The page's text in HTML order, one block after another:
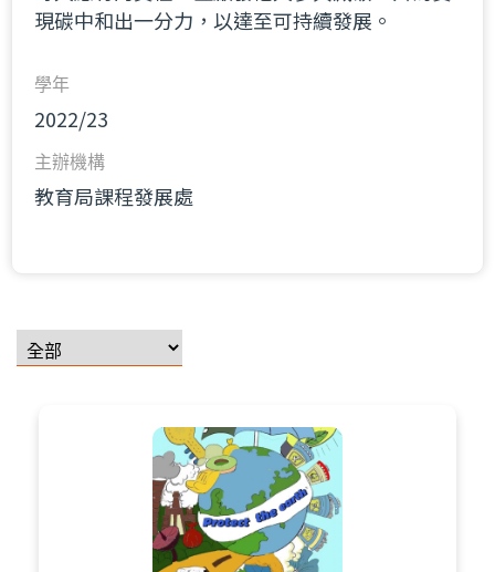
現碳中和出一分力，以達至可持續發展。
學年
2022/23
主辦機構
教育局課程發展處